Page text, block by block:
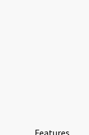
Features